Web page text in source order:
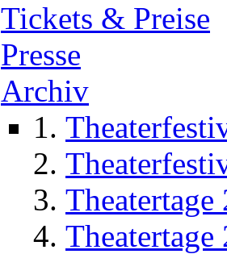
Tickets & Preise
Presse
Archiv
Theatertage
Theatertage